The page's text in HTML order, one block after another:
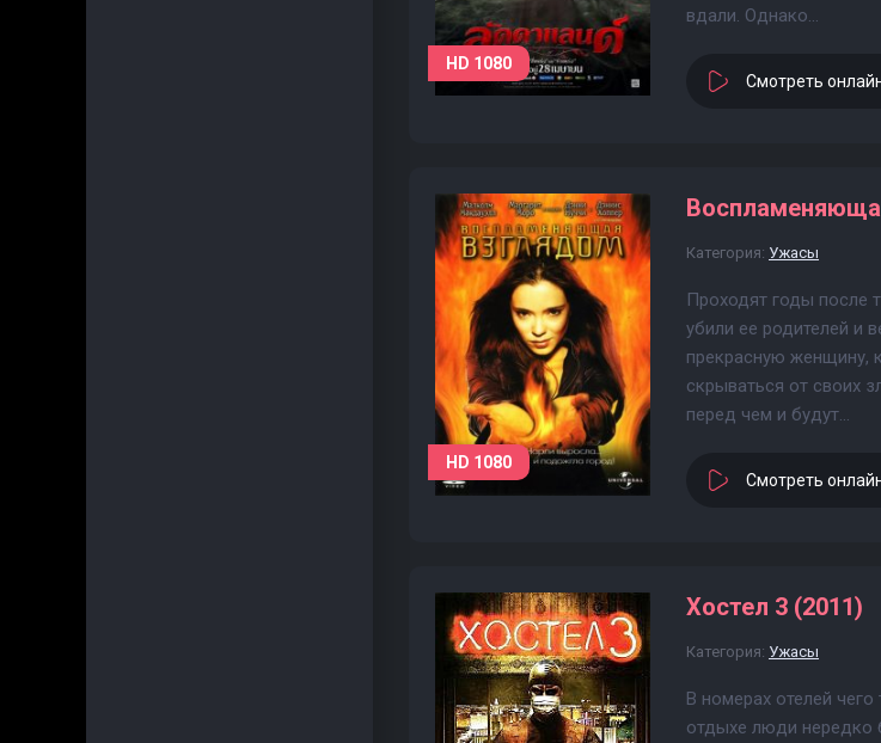
HD 1080
вдали. Однако...
Смотреть
HD 1080
Категория: Ужасы
Проходят годы после
убили ее родителей и
прекрасную женщину,
скрываться от своих
перед чем и будут...
Смотреть
Хостел 3 (2011)
Категория: Ужасы
В номерах отелей
отдыхе люди нередко